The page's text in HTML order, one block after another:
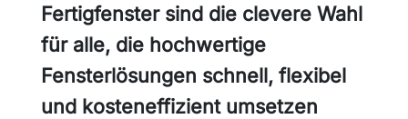
Fertigfenster sind die clevere Wahl
für alle, die hochwertige
Fensterlösungen schnell, flexibel
und kosteneffizient umsetzen